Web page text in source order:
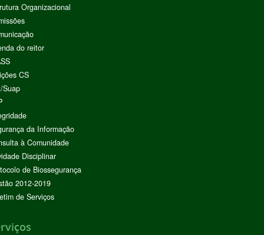
Organizacional
do reitor
CS
Suap
da Informação
à Comunidade
Disciplinar
de Biossegurança
2012-2019
de Serviços